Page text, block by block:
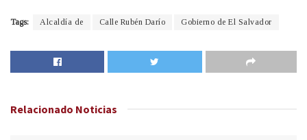
Tags: Alcaldía de Calle Rubén Darío Gobierno de El Salvador
Relacionado Noticias